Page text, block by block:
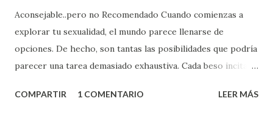
Aconsejable..pero no Recomendado Cuando comienzas a
explorar tu sexualidad, el mundo parece llenarse de
opciones. De hecho, son tantas las posibilidades que podría
parecer una tarea demasiado exhaustiva. Cada beso incita
partes de ti que jamás hubieras imaginado. El problema es
COMPARTIR 1 COMENTARIO LEER MÁS